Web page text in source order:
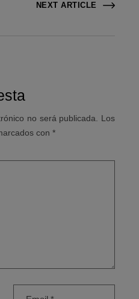
NEXT ARTICLE
no será publicada.
Los
con*